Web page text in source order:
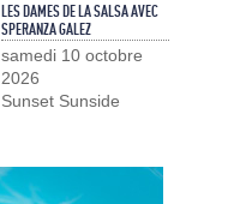
LES DAMES DE LA SALSA AVEC
SPERANZA GALEZ
samedi 10 octobre
2026
Sunset Sunside